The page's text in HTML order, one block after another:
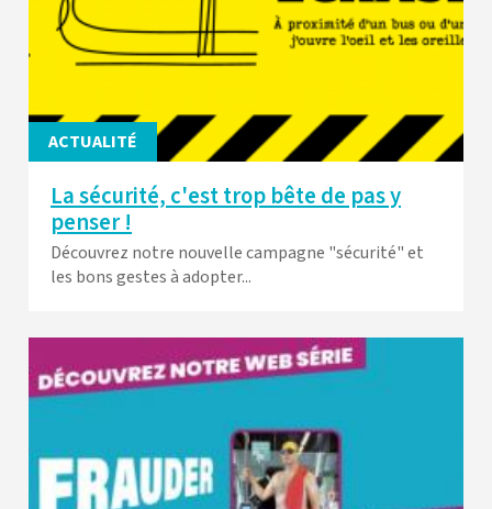
ACTUALITÉ
La sécurité, c'est trop bête de pas y
penser !
Découvrez notre nouvelle campagne "sécurité" et
les bons gestes à adopter...